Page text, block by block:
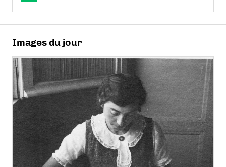
Images du jour